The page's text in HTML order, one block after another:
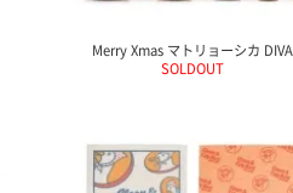
Merry Xmas マトリョーシカ DIVA
SOLDOUT